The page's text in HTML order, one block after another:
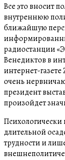
Все это вносит
внутреннюю
ближайшую
радиостанции
Венедиктов в
интернет-газете
очень
президент
произойдет
Психологически
длительной
трудности и